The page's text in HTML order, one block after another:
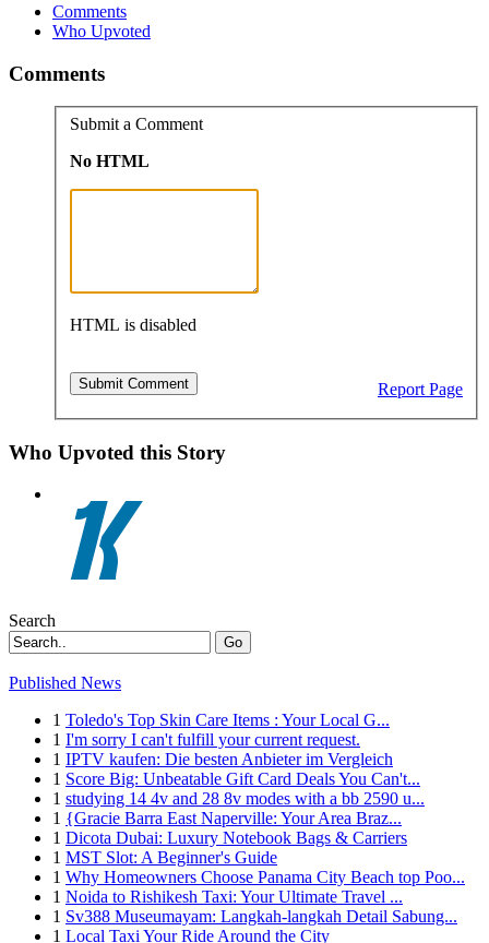
Comments
Who Upvoted
Comments
Submit a Comment
No HTML
HTML is disabled
Report Page
Who Upvoted this Story
Search
Go
Published News
1 Toledo's Top Skin Care Items : Your Local G...
1 I'm sorry I can't fulfill your current request.
1 IPTV kaufen: Die besten Anbieter im Vergleich
1 Score Big: Unbeatable Gift Card Deals You Can't...
1 studying 14 4v and 28 8v modes with a bb 2590 u...
1 {Gracie Barra East Naperville: Your Area Braz...
1 Dicota Dubai: Luxury Notebook Bags & Carriers
1 MST Slot: A Beginner's Guide
1 Why Homeowners Choose Panama City Beach top Poo...
1 Noida to Rishikesh Taxi: Your Ultimate Travel ...
1 Sv388 Museumayam: Langkah-langkah Detail Sabung...
1 Local Taxi Your Ride Around the City